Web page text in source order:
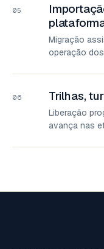
05
Migração
operação
06 Trilhas,
Liberação
avança nas